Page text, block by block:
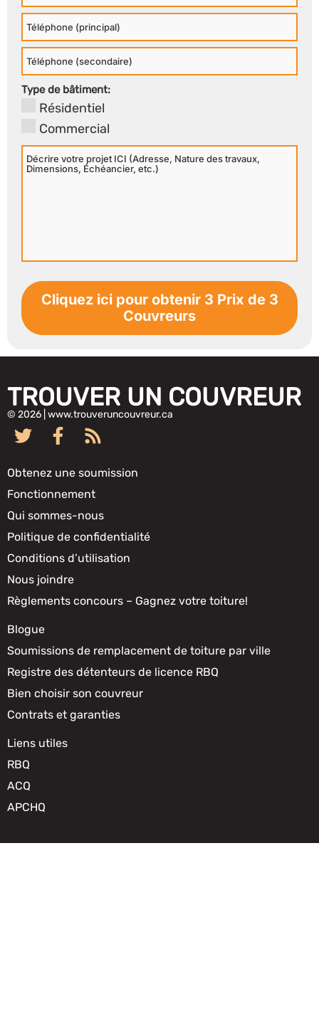
Postal
Téléphone
Principal
Téléphone
Secondaire
Type de bâtiment:
Résidentiel
Commercial
Décrire
votre
TROUVER UN COUVREUR
© 2026 | www.trouveruncouvreur.ca
Obtenez une soumission
Fonctionnement
Qui sommes-nous
Politique de confidentialité
Conditions d’utilisation
Nous joindre
Règlements concours – Gagnez votre toiture!
Blogue
Soumissions de remplacement de toiture par ville
Registre des détenteurs de licence RBQ
Bien choisir son couvreur
Contrats et garanties
Liens utiles
RBQ
ACQ
APCHQ